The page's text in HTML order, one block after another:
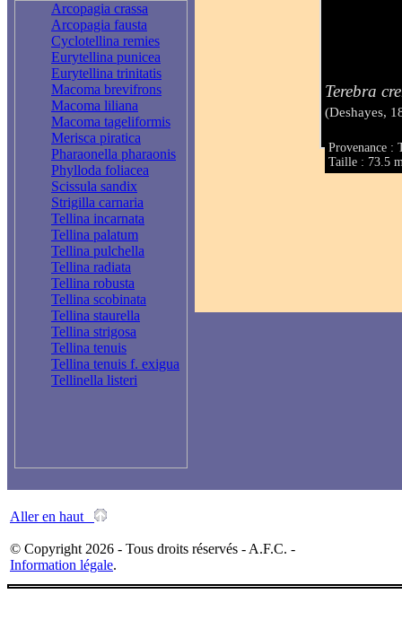
Arcopagia crassa
Arcopagia fausta
Cyclotellina remies
Eurytellina punicea
Eurytellina trinitatis
Macoma brevifrons
Macoma liliana
Macoma tageliformis
Merisca piratica
Pharaonella pharaonis
Phylloda foliacea
Scissula sandix
Strigilla carnaria
Tellina incarnata
Tellina palatum
Tellina pulchella
Tellina radiata
Tellina robusta
Tellina scobinata
Tellina staurella
Tellina strigosa
Tellina tenuis
Tellina tenuis f. exigua
Tellinella listeri
Terebra
(Deshayes,
Provenance :
Taille : 73.5
Aller en haut
© Copyright 2026 - Tous droits réservés - A.F.C. -
Information légale.